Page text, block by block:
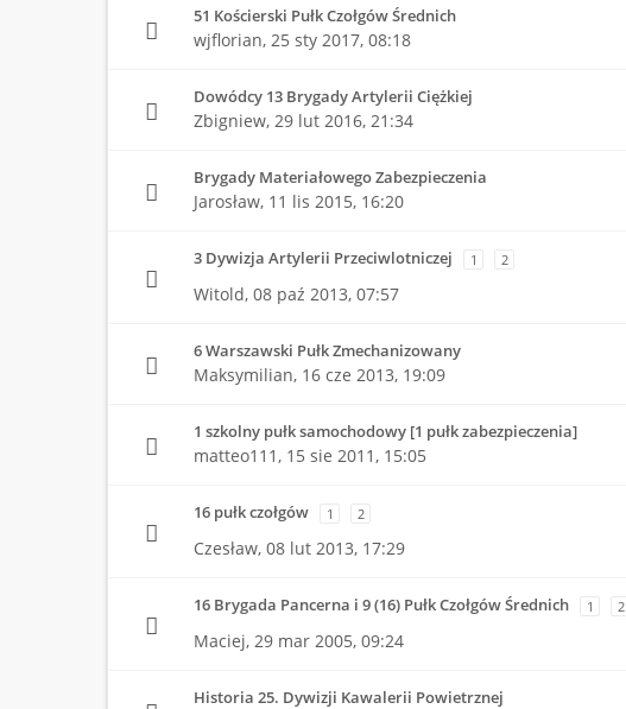
51 Kościerski Pułk Czołgów Średnich
wjflorian, 25 sty 2017, 08:18
Dowódcy 13 Brygady Artylerii Ciężkiej
Zbigniew, 29 lut 2016, 21:34
Brygady Materiałowego Zabezpieczenia
Jarosław, 11 lis 2015, 16:20
3 Dywizja Artylerii Przeciwlotniczej 1 2
Witold, 08 paź 2013, 07:57
6 Warszawski Pułk Zmechanizowany
Maksymilian, 16 cze 2013, 19:09
1 szkolny pułk samochodowy [1 pułk zabezpieczenia]
matteo111, 15 sie 2011, 15:05
16 pułk czołgów 1 2
Czesław, 08 lut 2013, 17:29
16 Brygada Pancerna i 9 (16) Pułk Czołgów Średnich 1 2
Maciej, 29 mar 2005, 09:24
Historia 25. Dywizji Kawalerii Powietrznej